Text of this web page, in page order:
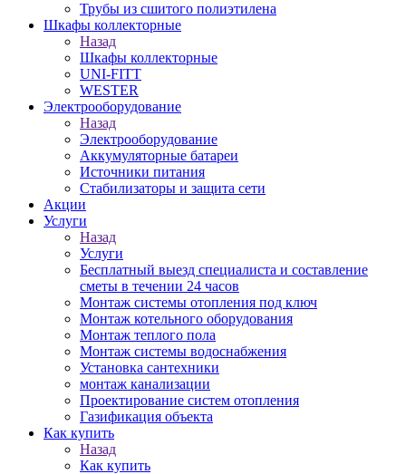
Трубы из сшитого полиэтилена
Шкафы коллекторные
Назад
Шкафы коллекторные
UNI-FITT
WESTER
Электрооборудование
Назад
Электрооборудование
Аккумуляторные батареи
Источники питания
Стабилизаторы и защита сети
Акции
Услуги
Назад
Услуги
Бесплатный выезд специалиста и составление
сметы в течении 24 часов
Монтаж системы отопления под ключ
Монтаж котельного оборудования
Монтаж теплого пола
Монтаж системы водоснабжения
Установка сантехники
монтаж канализации
Проектирование систем отопления
Газификация объекта
Как купить
Назад
Как купить